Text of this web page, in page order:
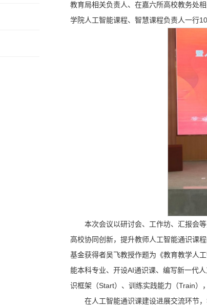
教育局相关负责人、在嘉六所高校教务处
学院人工智能课程、智慧课程负责人一行10
本次会议以研讨会、工作坊、汇报会
高校协同创新，提升教师人工智能通识课
基金获得者吴飞教授作题为《教育教学人
能本科专业、开设AI通识课、编写新一代
识框架（Start）、训练实践能力（Train）
在人工智能通识课建设进展交流环节